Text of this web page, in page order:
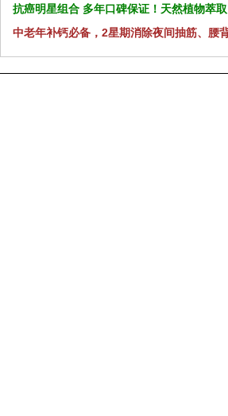
抗癌明星组合 多年口碑保证！天然植物萃
中老年补钙必备，2星期消除夜间抽筋、腰